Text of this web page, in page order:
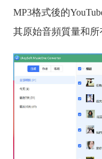
MP3格式後的
其原始音頻質量和所